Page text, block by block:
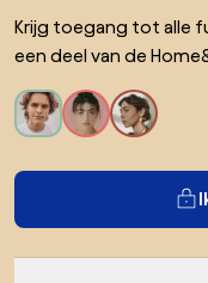
Krijg toegang tot alle
een deel van de